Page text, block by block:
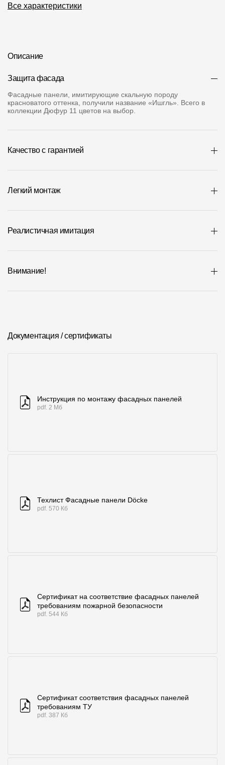
Отзывы
Где купить?
8 800 100 71 45site@docke.ru
Адрес
125212, Россия, Москва, Головинское ш., д. 5, стр. 1 (БЦ
Сб-Вс - выходной
Все характеристики
Описание
Защита фасада
Фасадные панели, имитирующие скальную породу
красноватого оттенка, получили название «Ишгль». Всего в
коллекции Дюфур 11 цветов на выбор.
Качество с гарантией
Легкий монтаж
Реалистичная имитация
Внимание!
Документация / сертификаты
Инструкция по монтажу фасадных панелей
pdf. 2 Мб
Техлист Фасадные панели Döcke
pdf. 570 Кб
Сертификат на соответствие фасадных панелей
требованиям пожарной безопасности
pdf. 544 Кб
Сертификат соответствия фасадных панелей
требованиям ТУ
pdf. 387 Кб